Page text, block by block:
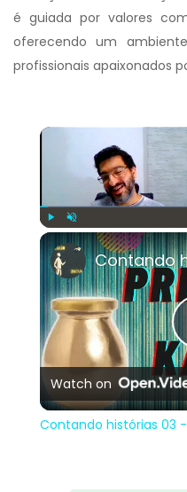
é guiada por valores
oferecendo um
profissionais apaixonados
Play Unmute
Watch on
Contando histórias 03 -